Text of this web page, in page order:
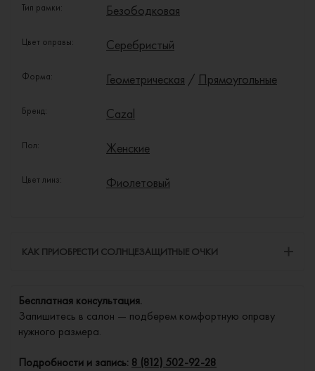
Тип рамки: Безободковая
Цвет оправы: Серебристый
Форма: Геометрическая / Прямоугольные
Бренд: Cazal
Пол: Женские
Цвет линз: Фиолетовый
КАК ПРИОБРЕСТИ СОЛНЦЕЗАЩИТНЫЕ ОЧКИ
Бесплатная консультация.
Запишитесь в салон — подберем комфортную оправу
нужного размера.
Подробности и запись: 8 (812) 502-92-28